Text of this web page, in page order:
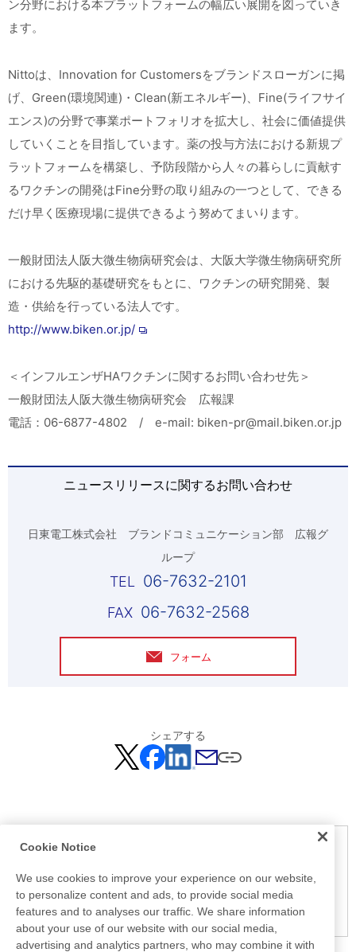
ン分野における本プラットフォームの幅広い展開を図っていき
ます。
Nittoは、Innovation for Customersをブランドスローガンに掲
げ、Green(環境関連)・Clean(新エネルギー)、Fine(ライフサイ
エンス)の分野で事業ポートフォリオを拡大し、社会に価値提供
していくことを目指しています。薬の投与方法における新規プ
ラットフォームを構築し、予防段階から人々の暮らしに貢献す
るワクチンの開発はFine分野の取り組みの一つとして、できる
だけ早く医療現場に提供できるよう努めてまいります。
一般財団法人阪大微生物病研究会は、大阪大学微生物病研究所
における先駆的基礎研究をもとに、ワクチンの研究開発、製
造・供給を行っている法人です。
http://www.biken.or.jp/
＜インフルエンザHAワクチンに関するお問い合わせ先＞
一般財団法人阪大微生物病研究会 広報課
電話：06-6877-4802 / e-mail: biken-pr@mail.biken.or.jp
ニュースリリースに関するお問い合わせ
日東電工株式会社 ブランドコミュニケーション部 広報グ
ループ
06-7632-2101
06-7632-2568
フォーム
シェアする
ご注意
ィアなどで御覧になった情報と内容が異なる場合がありますの
で、あらかじめご了承ください。
Cookie Notice
We use cookies to improve your experience on our website,
to personalize content and ads, to provide social media
features and to analyses our traffic. We share information
about your use of our website with our social media,
advertising and analytics partners, who may combine it with